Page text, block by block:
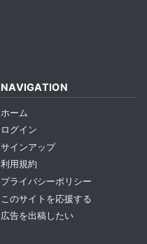
NAVIGATION
ホーム
ログイン
サインアップ
利用規約
プライバシーポリシー
このサイトを応援する
広告を出稿したい